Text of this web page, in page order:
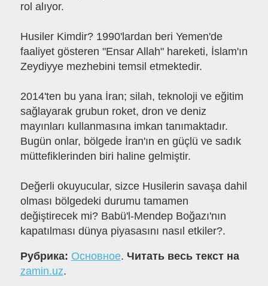
rol alıyor.
Husiler Kimdir? 1990'lardan beri Yemen'de
faaliyet gösteren "Ensar Allah" hareketi, İslam'ın
Zeydiyye mezhebini temsil etmektedir.
2014'ten bu yana İran; silah, teknoloji ve eğitim
sağlayarak grubun roket, dron ve deniz
mayınları kullanmasına imkan tanımaktadır.
Bugün onlar, bölgede İran'ın en güçlü ve sadık
müttefiklerinden biri haline gelmiştir.
Değerli okuyucular, sizce Husilerin savaşa dahil
olması bölgedeki durumu tamamen
değiştirecek mi? Babü'l-Mendep Boğazı'nın
kapatılması dünya piyasasını nasıl etkiler?.
Рубрика: Основное. Читать весь текст на
zamin.uz.